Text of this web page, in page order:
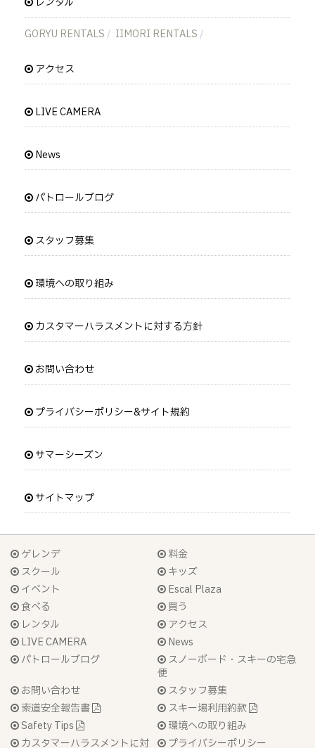
GORYU RENTALS IIMORI RENTALS
アクセス
LIVE CAMERA
News
パトロールブログ
スタッフ募集
環境への取り組み
カスタマーハラスメントに対する方針
お問い合わせ
プライバシーポリシー&サイト規約
サマーシーズン
サイトマップ
ゲレンデ
料金
スクール
キッズ
イベント
Escal Plaza
食べる
買う
レンタル
アクセス
LIVE CAMERA
News
パトロールブログ
スノーボード・スキーの宅急
便
お問い合わせ
スタッフ募集
索道安全報告書
スキー場利用約款
Safety Tips
環境への取り組み
カスタマーハラスメントに対
プライバシーポリシー